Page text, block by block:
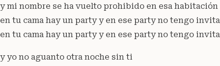
y mi nombre se ha vuelto prohibido en esa habitación
en tu cama hay un party y en ese party no tengo
en tu cama hay un party y en ese party no tengo
y yo no aguanto otra noche sin ti